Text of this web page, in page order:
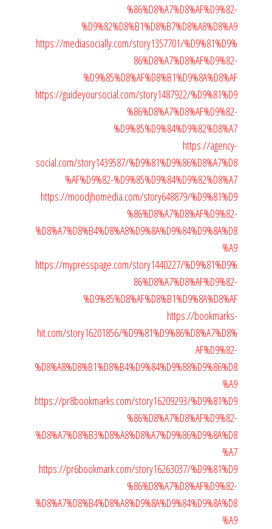
%86%D8%A7%D8%AF%D9%82-
%D9%82%D8%B1%D8%B7%D8%A8%D8%A9
https://mediasocially.com/story1357701/%D9%81%D9%
86%D8%A7%D8%AF%D9%82-
%D9%85%D8%AF%D8%B1%D9%8A%D8%AF
https://guideyoursocial.com/story1487922/%D9%81%D9
%86%D8%A7%D8%AF%D9%82-
%D9%85%D9%84%D9%82%D8%A7
https://agency-
social.com/story1439587/%D9%81%D9%86%D8%A7%D8
%AF%D9%82-%D9%85%D9%84%D9%82%D8%A7
https://moodjhomedia.com/story648879/%D9%81%D9
%86%D8%A7%D8%AF%D9%82-
%D8%A7%D8%B4%D8%A8%D9%8A%D9%84%D9%8A%D8
%A9
https://mypresspage.com/story1440227/%D9%81%D9%
86%D8%A7%D8%AF%D9%82-
%D9%85%D8%AF%D8%B1%D9%8A%D8%AF
https://bookmarks-
hit.com/story16201856/%D9%81%D9%86%D8%A7%D8%
AF%D9%82-
%D8%A8%D8%B1%D8%B4%D9%84%D9%88%D9%86%D8
%A9
https://pr8bookmarks.com/story16209293/%D9%81%D9
%86%D8%A7%D8%AF%D9%82-
%D8%A7%D8%B3%D8%A8%D8%A7%D9%86%D9%8A%D8
%A7
https://pr6bookmark.com/story16263037/%D9%81%D9
%86%D8%A7%D8%AF%D9%82-
%D8%A7%D8%B4%D8%A8%D9%8A%D9%84%D9%8A%D8
%A9